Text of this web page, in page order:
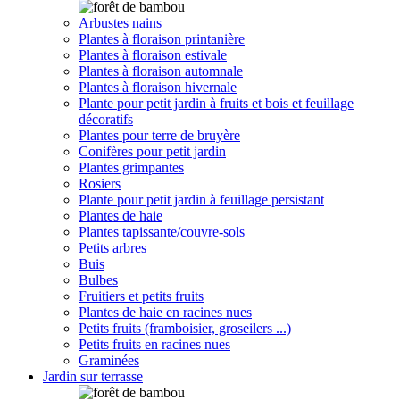
Arbustes nains
Plantes à floraison printanière
Plantes à floraison estivale
Plantes à floraison automnale
Plantes à floraison hivernale
Plante pour petit jardin à fruits et bois et feuillage
décoratifs
Plantes pour terre de bruyère
Conifères pour petit jardin
Plantes grimpantes
Rosiers
Plante pour petit jardin à feuillage persistant
Plantes de haie
Plantes tapissante/couvre-sols
Petits arbres
Buis
Bulbes
Fruitiers et petits fruits
Plantes de haie en racines nues
Petits fruits (framboisier, groseilers ...)
Petits fruits en racines nues
Graminées
Jardin sur terrasse